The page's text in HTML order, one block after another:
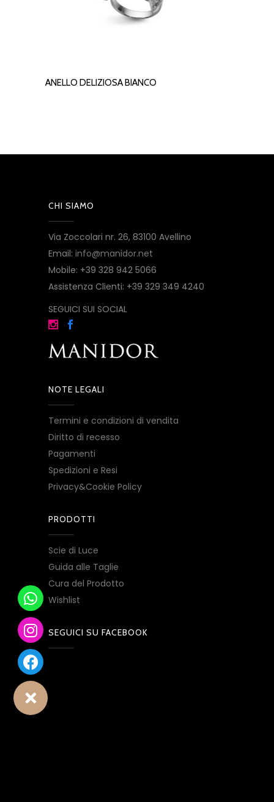
LEGGI TUTTO
ANELLO DELIZIOSA BIANCO
CHI SIAMO
Via Zoccolari nr. 26, 83100 Avellino
Email: info@manidor.net
Mobile: +39 328 942 5066
Assistenza Clienti: +39 329 349 4240
SEGUICI SUI SOCIAL
NOTE LEGALI
Termini e condizioni di vendita
Diritto di recesso
Pagamenti
Spedizioni e Resi
Privacy&Cookie Policy
PRODOTTI
Scie di Luce
Guida alle Taglie
Cura del Prodotto
Wishlist
SEGUICI SU FACEBOOK